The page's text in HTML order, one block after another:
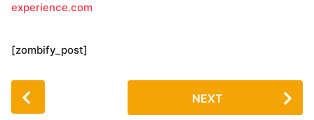
experience.com
[zombify_post]
P
o
NEXT